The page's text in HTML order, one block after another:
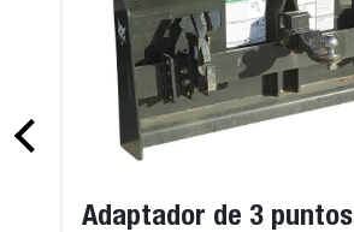
Adaptador de 3 puntos